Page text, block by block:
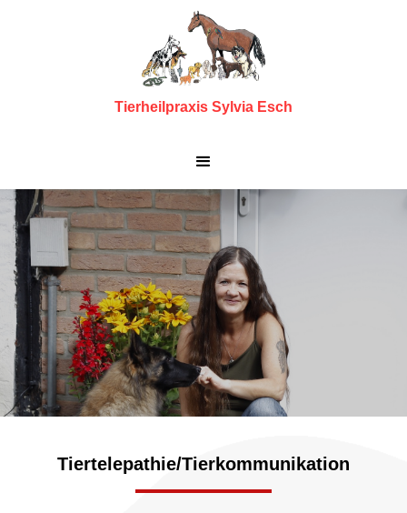
Tierheilpraxis Sylvia Esch
Tiertelepathie/Tierkommunikation